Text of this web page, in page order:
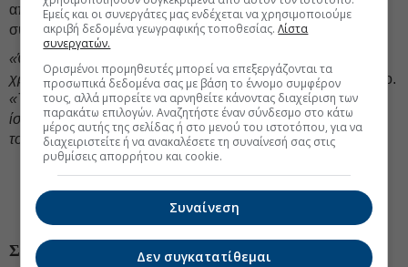
αποτελέσει πλήρες υποκατάστατο πιο προηγμένων
συστημάτων όπως το Patriot.
«Όταν αντιμετωπίζεις ολόκληρο το φάσμα των απειλών,
χρειάζεσαι πολλά διαφορετικά εργαλεία», δήλωσε ο Κάρακο.
«Το Patriot είναι μια εξαιρετικά προηγμένη δυνατότητα και
ίσως ο όρος “συμπλήρωμα” να είναι καταλληλότερος από
τον όρο “υποκατάστατο”».
#Πόλεμος Ουκρανία #Ουκρανικός στρατός
#Αμυντική βιομηχανία
ΣΧΕΤΙΚΑ ΘΕΜΑΤΑ
Εμείς και οι συνεργάτες μας ενδέχεται να χρησιμοποιούμε
ακριβή δεδομένα γεωγραφικής τοποθεσίας.Λίστα
συνεργατών.
Ορισμένοι προμηθευτές μπορεί να επεξεργάζονται τα
προσωπικά δεδομένα σας με βάση το έννομο συμφέρον
τους, αλλά μπορείτε να αρνηθείτε κάνοντας διαχείριση των
παρακάτω επιλογών. Αναζητήστε έναν σύνδεσμο στο κάτω
μέρος αυτής της σελίδας ή στο μενού του ιστοτόπου, για να
διαχειριστείτε ή να ανακαλέσετε τη συναίνεσή σας στις
ρυθμίσεις απορρήτου και cookie.
Συναίνεση
Δεν συγκατατίθεμαι